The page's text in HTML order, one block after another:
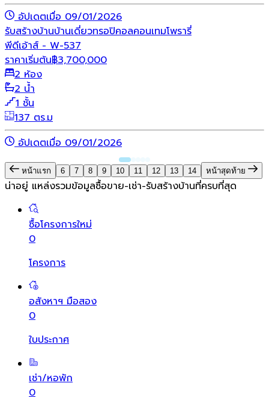
อัปเดตเมื่อ 09/01/2026
รับสร้างบ้านบ้านเดี่ยวทรอปิคอลคอนเทมโพรารี่
พีดีเอ้าส์ - W-537
ราคาเริ่มต้น฿3,700,000
2 ห้อง
2 น้ำ
1 ชั้น
137 ตร.ม
อัปเดตเมื่อ 09/01/2026
หน้าแรก 6 7 8 9 10 11 12 13 14 หน้าสุดท้าย
น่าอยู่ แหล่งรวมข้อมูลซื้อขาย-เช่า-รับสร้างบ้านที่ครบที่สุด
ซื้อโครงการใหม่
0
โครงการ
อสังหาฯ มือสอง
0
ใบประกาศ
เช่า/หอพัก
0